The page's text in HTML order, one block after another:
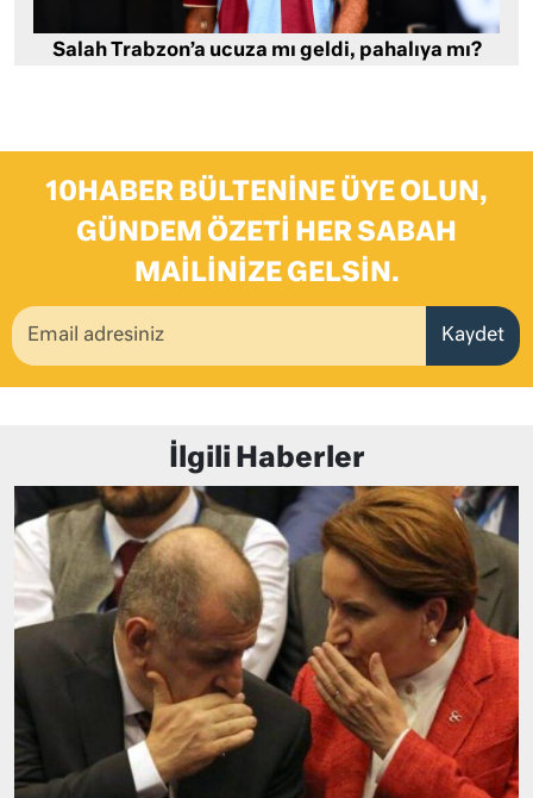
Salah Trabzon’a ucuza mı geldi, pahalıya mı?
10HABER BÜLTENINE ÜYE OLUN,
GÜNDEM ÖZETI HER SABAH
MAILINIZE GELSIN.
Kaydet
İlgili Haberler